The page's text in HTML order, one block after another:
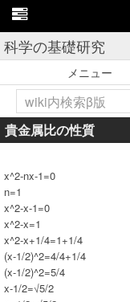
科学の基礎研究
メニュー
貴金属比の性質
x^2-nx-1=0
n=1
x^2-x-1=0
x^2-x=1
x^2-x+1/4=1+1/4
(x-1/2)^2=4/4+1/4
(x-1/2)^2=5/4
x-1/2=√5/2